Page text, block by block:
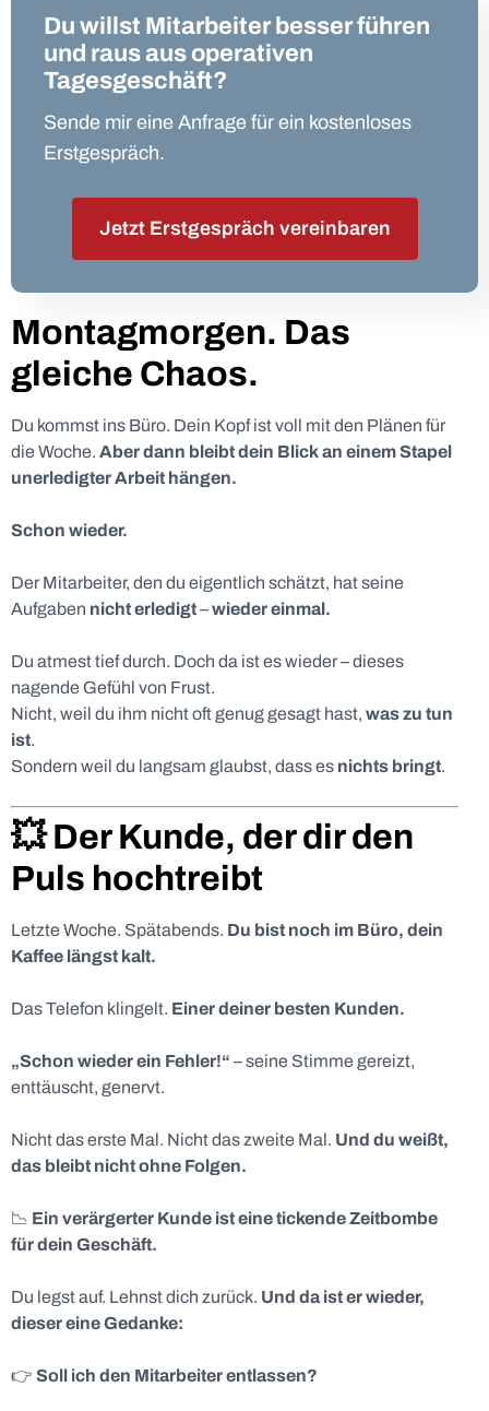
Du willst Mitarbeiter besser führen
und raus aus operativen
Tagesgeschäft?
Sende mir eine Anfrage für ein kostenloses
Erstgespräch.
Jetzt Erstgespräch vereinbaren
Montagmorgen. Das
gleiche Chaos.
Du kommst ins Büro. Dein Kopf ist voll mit den Plänen für
die Woche. Aber dann bleibt dein Blick an einem Stapel
unerledigter Arbeit hängen.
Schon wieder.
Der Mitarbeiter, den du eigentlich schätzt, hat seine
Aufgaben nicht erledigt–wieder einmal.
Du atmest tief durch. Doch da ist es wieder – dieses
nagende Gefühl von Frust.
Nicht, weil du ihm nicht oft genug gesagt hast, was zu tun
ist.
Sondern weil du langsam glaubst, dass es nichts bringt.
💥 Der Kunde, der dir den
Puls hochtreibt
Letzte Woche. Spätabends. Du bist noch im Büro, dein
Kaffee längst kalt.
Das Telefon klingelt. Einer deiner besten Kunden.
„Schon wieder ein Fehler!“ – seine Stimme gereizt,
enttäuscht, genervt.
Nicht das erste Mal. Nicht das zweite Mal. Und du weißt,
das bleibt nicht ohne Folgen.
📉 Ein verärgerter Kunde ist eine tickende Zeitbombe
für dein Geschäft.
Du legst auf. Lehnst dich zurück. Und da ist er wieder,
dieser eine Gedanke:
👉 Soll ich den Mitarbeiter entlassen?